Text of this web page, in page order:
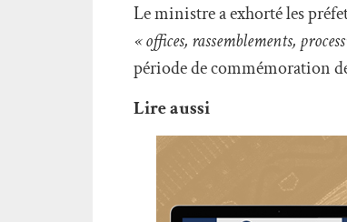
Le ministre a exhorté les
« offices, rassemblements,
période de commémoration
Lire aussi